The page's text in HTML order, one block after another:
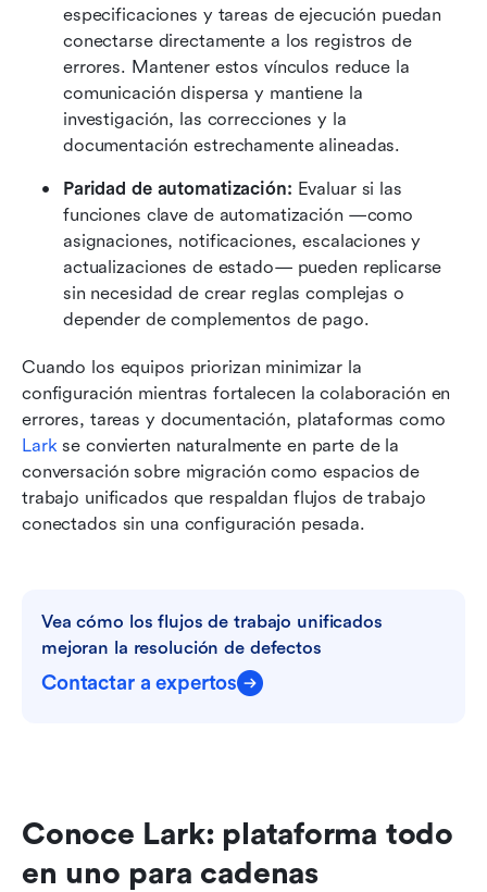
especificaciones y tareas de ejecución puedan
conectarse directamente a los registros de
errores. Mantener estos vínculos reduce la
comunicación dispersa y mantiene la
investigación, las correcciones y la
documentación estrechamente alineadas.
Paridad de automatización: Evaluar si las
funciones clave de automatización —como
asignaciones, notificaciones, escalaciones y
actualizaciones de estado— pueden replicarse
sin necesidad de crear reglas complejas o
depender de complementos de pago.
Cuando los equipos priorizan minimizar la
configuración mientras fortalecen la colaboración en
Lark se convierten naturalmente en parte de la
conversación sobre migración como espacios de
trabajo unificados que respaldan flujos de trabajo
conectados sin una configuración pesada.
Vea cómo los flujos de trabajo unificados
mejoran la resolución de defectos
Contactar a expertos
Conoce Lark: plataforma todo
en uno para cadenas